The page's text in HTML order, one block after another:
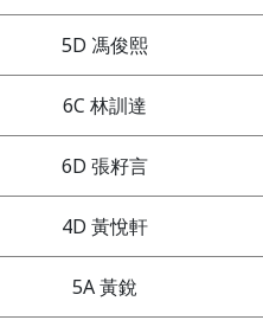
5D 馮俊熙
6C 林訓達
6D 張籽言
4D 黃悅軒
5A 黃銳